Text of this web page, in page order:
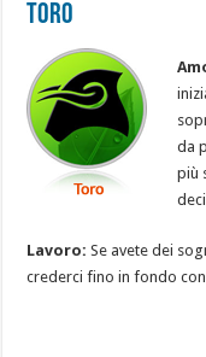
Toro
da
più
Lavoro: Se avete dei
crederci fino in fondo